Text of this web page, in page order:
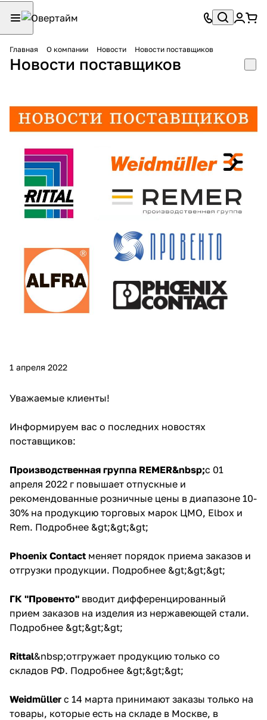
Главная О компании Новости Новости поставщиков
Новости поставщиков
1 апреля 2022
Уважаемые клиенты!
Информируем вас о последних новостях
поставщиков:
Производственная группа REMER&nbsp;с 01
апреля 2022 г повышает отпускные и
рекомендованные розничные цены в диапазоне 10-
30% на продукцию торговых марок ЦМО, Elbox и
Rem. Подробнее &gt;&gt;&gt;
Phoenix Contact меняет порядок приема заказов и
отгрузки продукции. Подробнее &gt;&gt;&gt;
ГК "Провенто" вводит дифференцированный
прием заказов на изделия из нержавеющей стали.
Подробнее &gt;&gt;&gt;
Rittal&nbsp;отгружает продукцию только со
складов РФ. Подробнее &gt;&gt;&gt;
Weidmüller c 14 марта принимают заказы только на
товары, которые есть на складе в Москве, в